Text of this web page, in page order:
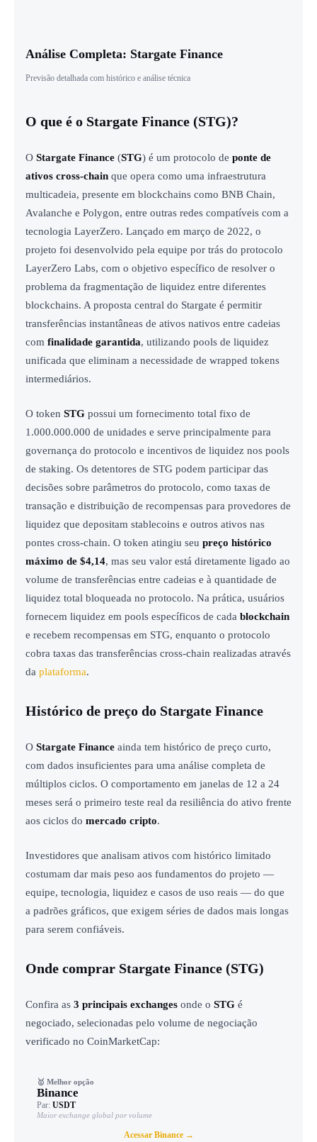
Análise Completa: Stargate Finance
Previsão detalhada com histórico e análise técnica
O que é o Stargate Finance (STG)?
O Stargate Finance (STG) é um protocolo de ponte de
ativos cross-chain que opera como uma infraestrutura
multicadeia, presente em blockchains como BNB Chain,
Avalanche e Polygon, entre outras redes compatíveis com a
tecnologia LayerZero. Lançado em março de 2022, o
projeto foi desenvolvido pela equipe por trás do protocolo
LayerZero Labs, com o objetivo específico de resolver o
problema da fragmentação de liquidez entre diferentes
blockchains. A proposta central do Stargate é permitir
transferências instantâneas de ativos nativos entre cadeias
com finalidade garantida, utilizando pools de liquidez
unificada que eliminam a necessidade de wrapped tokens
intermediários.
O token STG possui um fornecimento total fixo de
1.000.000.000 de unidades e serve principalmente para
governança do protocolo e incentivos de liquidez nos pools
de staking. Os detentores de STG podem participar das
decisões sobre parâmetros do protocolo, como taxas de
transação e distribuição de recompensas para provedores de
liquidez que depositam stablecoins e outros ativos nas
pontes cross-chain. O token atingiu seu preço histórico
máximo de $4,14, mas seu valor está diretamente ligado ao
volume de transferências entre cadeias e à quantidade de
liquidez total bloqueada no protocolo. Na prática, usuários
fornecem liquidez em pools específicos de cada blockchain
e recebem recompensas em STG, enquanto o protocolo
cobra taxas das transferências cross-chain realizadas através
da plataforma.
Histórico de preço do Stargate Finance
O Stargate Finance ainda tem histórico de preço curto,
com dados insuficientes para uma análise completa de
múltiplos ciclos. O comportamento em janelas de 12 a 24
meses será o primeiro teste real da resiliência do ativo frente
aos ciclos do mercado cripto.
Investidores que analisam ativos com histórico limitado
costumam dar mais peso aos fundamentos do projeto —
equipe, tecnologia, liquidez e casos de uso reais — do que
a padrões gráficos, que exigem séries de dados mais longas
para serem confiáveis.
Onde comprar Stargate Finance (STG)
Confira as 3 principais exchanges onde o STG é
negociado, selecionadas pelo volume de negociação
verificado no CoinMarketCap:
🥇 Melhor opção
Binance
Par: USDT
Maior exchange global por volume
Acessar Binance →